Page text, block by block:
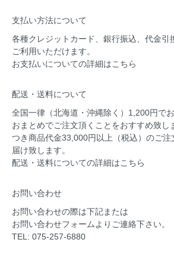
支払い方法について
各種クレジットカード、銀行振込、代金引
ご利用いただけます。
お支払いについての詳細はこちら
配送・送料について
全国一律（北海道・沖縄除く）1,200円で
おまとめでご注文頂くことをおすすめ致し
つき商品代金33,000円以上（税込）のご注
届け致します。
配送・送料についての詳細はこちら
お問い合わせ
お問い合わせの際は下記または
お問い合わせフォーム よりご連絡下さい。
TEL: 075-257-6880